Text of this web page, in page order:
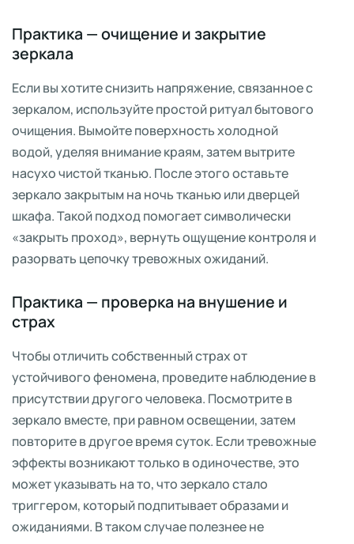
Практика — очищение и закрытие
зеркала
Если вы хотите снизить напряжение, связанное с
зеркалом, используйте простой ритуал бытового
очищения. Вымойте поверхность холодной
водой, уделяя внимание краям, затем вытрите
насухо чистой тканью. После этого оставьте
зеркало закрытым на ночь тканью или дверцей
шкафа. Такой подход помогает символически
«закрыть проход», вернуть ощущение контроля и
разорвать цепочку тревожных ожиданий.
Практика — проверка на внушение и
страх
Чтобы отличить собственный страх от
устойчивого феномена, проведите наблюдение в
присутствии другого человека. Посмотрите в
зеркало вместе, при равном освещении, затем
повторите в другое время суток. Если тревожные
эффекты возникают только в одиночестве, это
может указывать на то, что зеркало стало
триггером, который подпитывает образами и
ожиданиями. В таком случае полезнее не